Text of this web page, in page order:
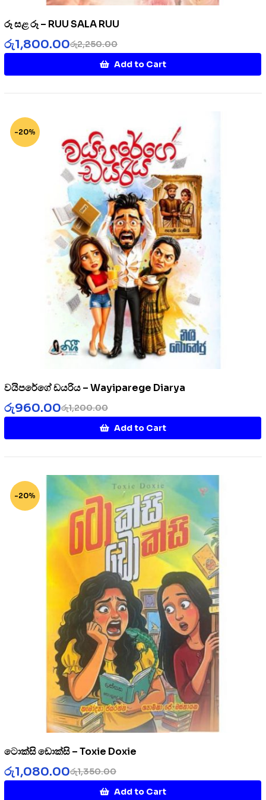
රූ සළ රූ – RUU SALA RUU
රු2,250.00
රු1,800.00
Add to Cart
-20%
වයිපරේගේ ඩයරිය – Wayiparege Diarya
රු1,200.00
රු960.00
Add to Cart
-20%
ටොක්සි ඩොක්සි – Toxie Doxie
රු1,350.00
රු1,080.00
Add to Cart